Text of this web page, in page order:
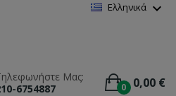
Ελληνικά expand_more
0 0,00 €
Μας:
6754887